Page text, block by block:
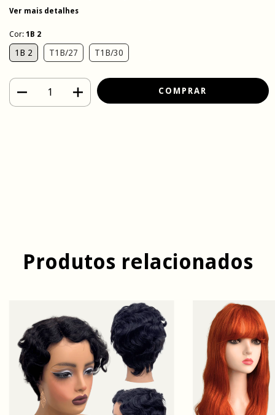
Ver mais detalhes
Cor: 1B 2
1B 2 T1B/27 T1B/30
Produtos relacionados